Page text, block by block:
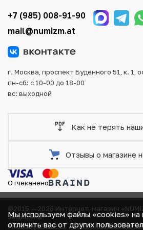
В
тщательно упаковываются, что
повреждения во время доставки.
+7 (985) 008-91-90
mail@numizm.at
г. Москва, проспект Будённого 51, к. 1,
пн-сб: с 10-00 до 18-00
вс: выходной
©2015 — 2026 Интернет-магазин
защищены
Договор-оферта
Политика
Как не терять
Отзывы о магазине
Отчеканено
Мы используем файлы «cookies» на
отличить вас от других